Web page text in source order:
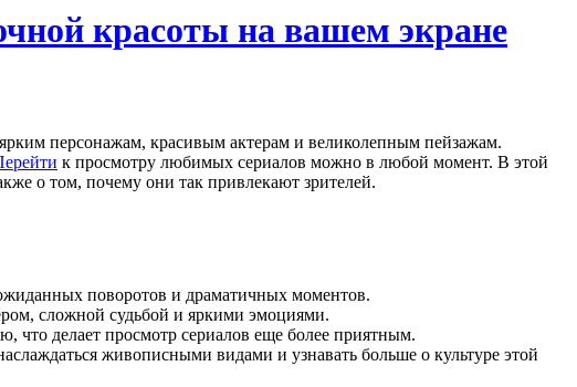
красоты на вашем экране
к просмотру любимых сериалов можно в любой момент. В этой
о том, почему они так привлекают зрителей.
поворотов и драматичных моментов.
сложной судьбой и яркими эмоциями.
что делает просмотр сериалов еще более приятным.
живописными видами и узнавать больше о культуре этой